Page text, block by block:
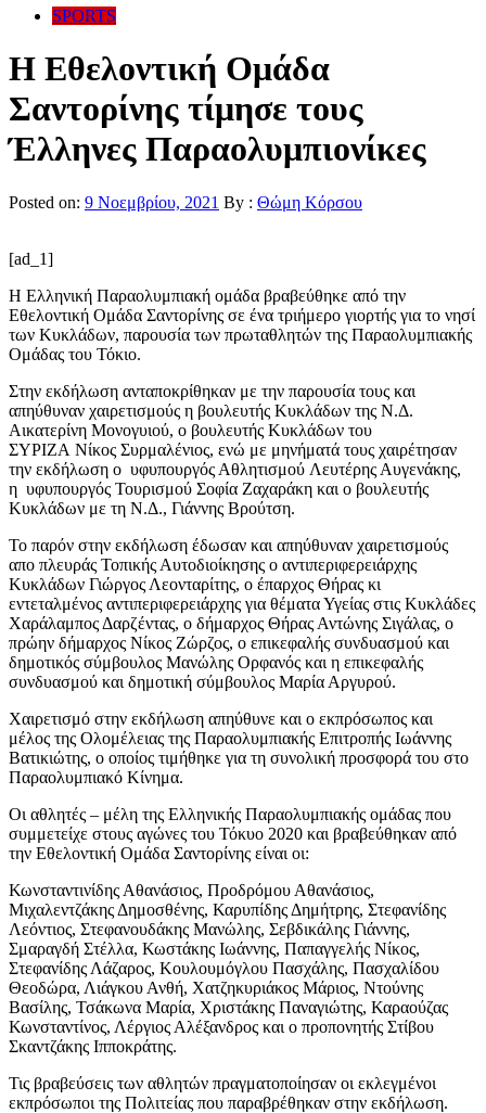
SPORTS
Η Εθελοντική Ομάδα
Σαντορίνης τίμησε τους
Έλληνες Παραολυμπιονίκες
Posted on: 9 Νοεμβρίου, 2021 By : Θώμη Κόρσου
[ad_1]
Η Ελληνική Παραολυμπιακή ομάδα βραβεύθηκε από την
Εθελοντική Ομάδα Σαντορίνης σε ένα τριήμερο γιορτής για το νησί
των Κυκλάδων, παρουσία των πρωταθλητών της Παραολυμπιακής
Ομάδας του Τόκιο.
Στην εκδήλωση ανταποκρίθηκαν με την παρουσία τους και
απηύθυναν χαιρετισμούς η βουλευτής Κυκλάδων της Ν.Δ.
Αικατερίνη Μονογυιού, ο βουλευτής Κυκλάδων του
ΣΥΡΙΖΑ Νίκος Συρμαλένιος, ενώ με μηνήματά τους χαιρέτησαν
την εκδήλωση ο υφυπουργός Αθλητισμού Λευτέρης Αυγενάκης,
η υφυπουργός Τουρισμού Σοφία Ζαχαράκη και ο βουλευτής
Κυκλάδων με τη Ν.Δ., Γιάννης Βρούτση.
Το παρόν στην εκδήλωση έδωσαν και απηύθυναν χαιρετισμούς
απο πλευράς Τοπικής Αυτοδιοίκησης ο αντιπεριφερειάρχης
Κυκλάδων Γιώργος Λεονταρίτης, ο έπαρχος Θήρας κι
εντεταλμένος αντιπεριφερειάρχης για θέματα Υγείας στις Κυκλάδες
Χαράλαμπος Δαρζέντας, ο δήμαρχος Θήρας Αντώνης Σιγάλας, ο
πρώην δήμαρχος Νίκος Ζώρζος, ο επικεφαλής συνδυασμού και
δημοτικός σύμβουλος Μανώλης Ορφανός και η επικεφαλής
συνδυασμού και δημοτική σύμβουλος Μαρία Αργυρού.
Χαιρετισμό στην εκδήλωση απηύθυνε και ο εκπρόσωπος και
μέλος της Ολομέλειας της Παραολυμπιακής Επιτροπής Ιωάννης
Βατικιώτης, ο οποίος τιμήθηκε για τη συνολική προσφορά του στο
Παραολυμπιακό Κίνημα.
Οι αθλητές – μέλη της Ελληνικής Παραολυμπιακής ομάδας που
συμμετείχε στους αγώνες του Τόκυο 2020 και βραβεύθηκαν από
την Εθελοντική Ομάδα Σαντορίνης είναι οι:
Κωνσταντινίδης Αθανάσιος, Προδρόμου Αθανάσιος,
Μιχαλεντζάκης Δημοσθένης, Καρυπίδης Δημήτρης, Στεφανίδης
Λεόντιος, Στεφανουδάκης Μανώλης, Σεβδικάλης Γιάννης,
Σμαραγδή Στέλλα, Κωστάκης Ιωάννης, Παπαγγελής Νίκος,
Στεφανίδης Λάζαρος, Κουλουμόγλου Πασχάλης, Πασχαλίδου
Θεοδώρα, Λιάγκου Ανθή, Χατζηκυριάκος Μάριος, Ντούνης
Βασίλης, Τσάκωνα Μαρία, Χριστάκης Παναγιώτης, Καραούζας
Κωνσταντίνος, Λέργιος Αλέξανδρος και ο προπονητής Στίβου
Σκαντζάκης Ιπποκράτης.
Τις βραβεύσεις των αθλητών πραγματοποίησαν οι εκλεγμένοι
εκπρόσωποι της Πολιτείας που παραβρέθηκαν στην εκδήλωση.